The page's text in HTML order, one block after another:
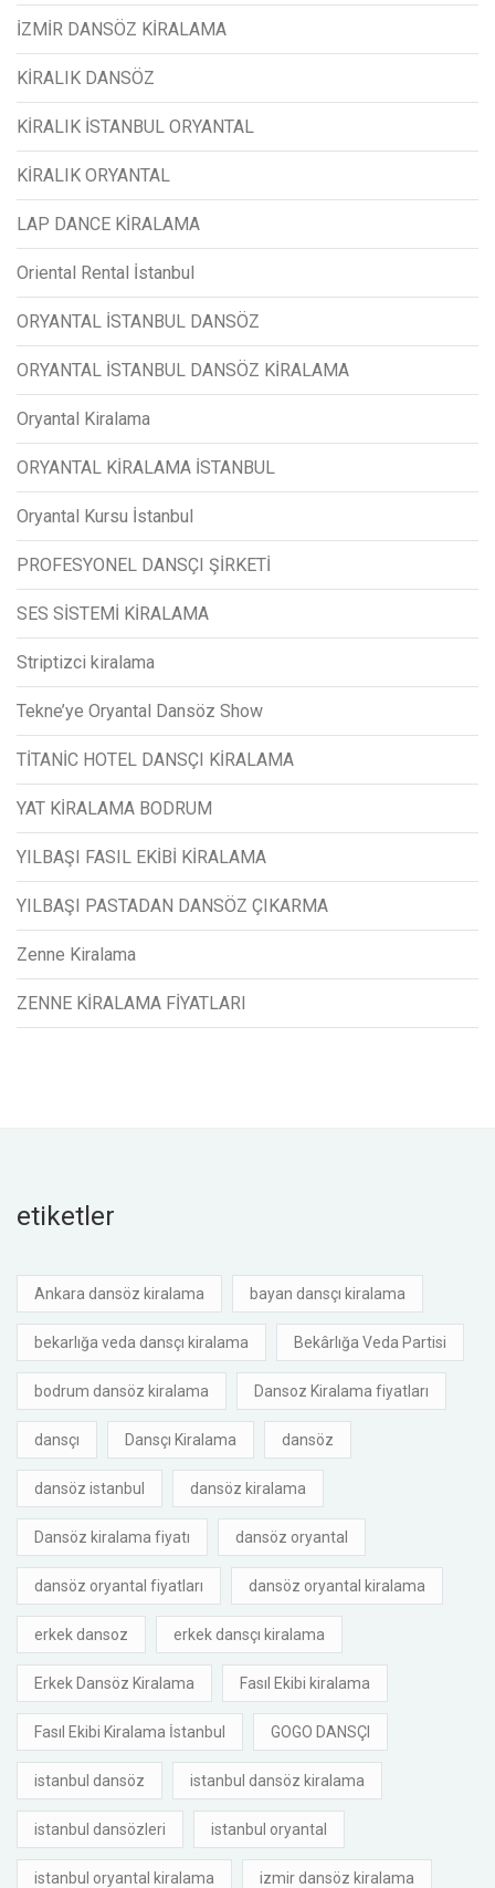
İZMİR DANSÖZ KİRALAMA
KİRALIK DANSÖZ
KİRALIK İSTANBUL ORYANTAL
KİRALIK ORYANTAL
LAP DANCE KİRALAMA
Oriental Rental İstanbul
ORYANTAL İSTANBUL DANSÖZ
ORYANTAL İSTANBUL DANSÖZ KİRALAMA
Oryantal Kiralama
ORYANTAL KİRALAMA İSTANBUL
Oryantal Kursu İstanbul
PROFESYONEL DANSÇI ŞİRKETİ
SES SİSTEMİ KİRALAMA
Striptizci kiralama
Tekne’ye Oryantal Dansöz Show
TİTANİC HOTEL DANSÇI KİRALAMA
YAT KİRALAMA BODRUM
YILBAŞI FASIL EKİBİ KİRALAMA
YILBAŞI PASTADAN DANSÖZ ÇIKARMA
Zenne Kiralama
ZENNE KİRALAMA FİYATLARI
etiketler
Ankara dansöz kiralama bayan dansçı kiralama
bekarlığa veda dansçı kiralama Bekârlığa Veda Partisi
bodrum dansöz kiralama Dansoz Kiralama fiyatları
dansçı Dansçı Kiralama dansöz
dansöz istanbul dansöz kiralama
Dansöz kiralama fiyatı dansöz oryantal
dansöz oryantal fiyatları dansöz oryantal kiralama
erkek dansoz erkek dansçı kiralama
Erkek Dansöz Kiralama Fasıl Ekibi kiralama
Fasıl Ekibi Kiralama İstanbul GOGO DANSÇI
istanbul dansöz istanbul dansöz kiralama
istanbul dansözleri istanbul oryantal
istanbul oryantal kiralama izmir dansöz kiralama